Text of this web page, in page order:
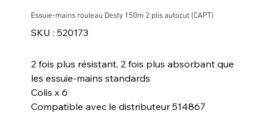
Essuie-mains rouleau Desty 150m 2 plis autocut (CAPT)
SKU : SKU
520173
520173
2 fois plus résistant, 2 fois plus absorbant que
les essuie-mains standards
Colis x 6
Compatible avec le distributeur 514867